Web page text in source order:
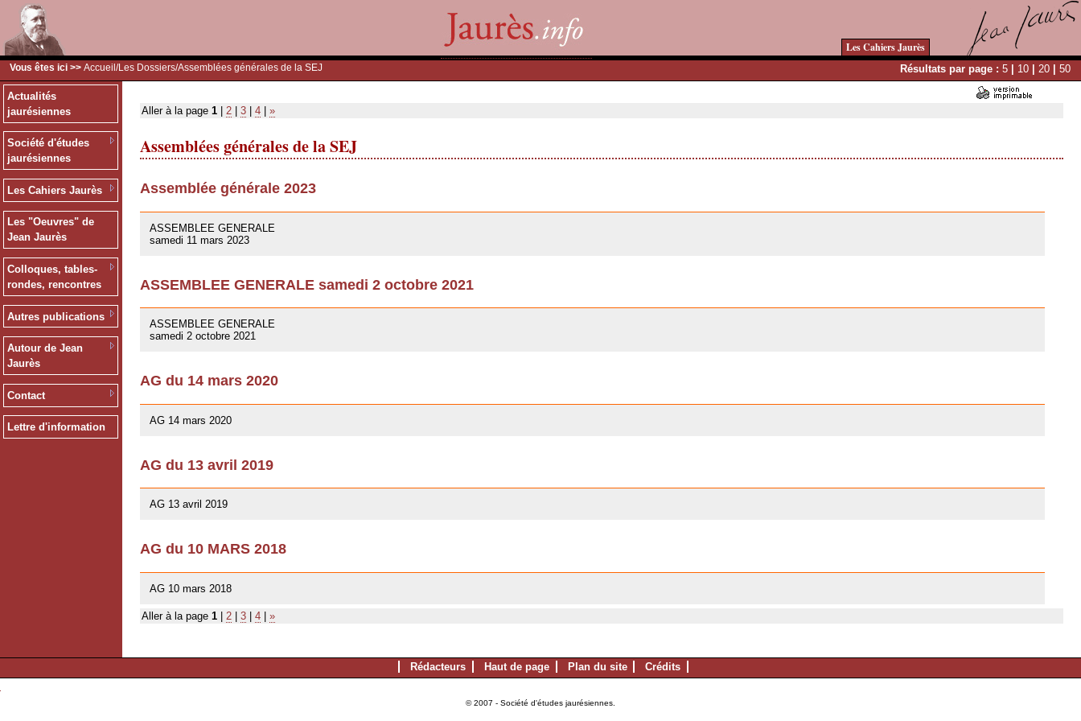
Les Cahiers Jaurès
Vous êtes ici >> Accueil /Les Dossiers/Assemblées générales de la SEJ Résultats par page : 5 | 10 | 20 | 50
Actualités
jaurésiennes
Société d'études
jaurésiennes
Les Cahiers Jaurès
Les "Oeuvres" de
Jean Jaurès
Colloques, tables-
rondes, rencontres
Autres publications
Autour de Jean
Jaurès
Contact
Lettre d'information
Aller à la page 1 2 3 4 »
Assemblées générales de la SEJ
Assemblée générale 2023
ASSEMBLEE GENERALE
samedi 11 mars 2023
ASSEMBLEE GENERALE samedi 2 octobre 2021
ASSEMBLEE GENERALE
samedi 2 octobre 2021
AG du 14 mars 2020
AG 14 mars 2020
AG du 13 avril 2019
AG 13 avril 2019
AG du 10 MARS 2018
AG 10 mars 2018
Aller à la page 1 2 3 4 »
Rédacteurs Haut de page Plan du site Crédits
© 2007 - Société d'études jaurésiennes.